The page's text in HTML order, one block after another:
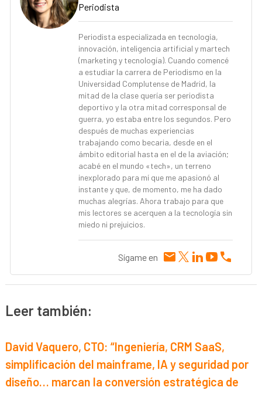
Periodista
Periodista especializada en tecnología,
innovación, inteligencia artificial y martech
(marketing y tecnología). Cuando comencé
a estudiar la carrera de Periodismo en la
Universidad Complutense de Madrid, la
mitad de la clase quería ser periodista
deportivo y la otra mitad corresponsal de
guerra, yo estaba entre los segundos. Pero
después de muchas experiencias
trabajando como becaria, desde en el
ámbito editorial hasta en el de la aviación;
acabé en el mundo «tech», un terreno
inexplorado para mí que me apasionó al
instante y que, de momento, me ha dado
muchas alegrías. Ahora trabajo para que
mis lectores se acerquen a la tecnología sin
miedo ni prejuicios.
Sígame en
Leer también:
David Vaquero, CTO: “Ingeniería, CRM SaaS,
simplificación del mainframe, IA y seguridad por
diseño… marcan la conversión estratégica de